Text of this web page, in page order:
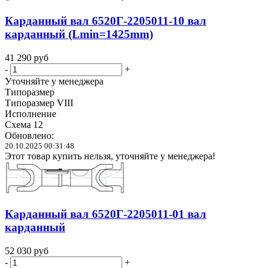
Карданный вал 6520Г-2205011-10 вал
карданный (Lmin=1425mm)
41 290 руб
-
+
Уточняйте у менеджера
Типоразмер
Типоразмер VIII
Исполнение
Схема 12
Обновлено:
20.10.2025 00:31:48
Этот товар купить нельзя, уточняйте у менеджера!
Карданный вал 6520Г-2205011-01 вал
карданный
52 030 руб
-
+